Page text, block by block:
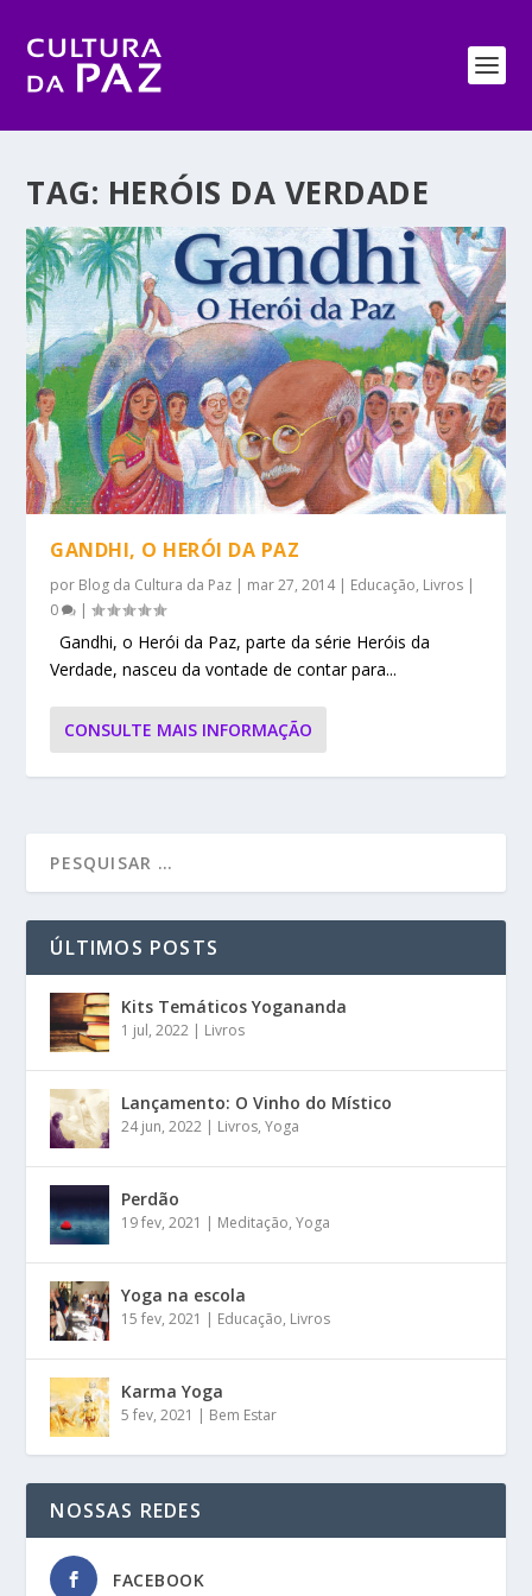
TAG: HERÓIS DA VERDADE
GANDHI, O HERÓI DA PAZ
por Blog da Cultura da Paz | mar 27, 2014| Educação, Livros |
0
|
Gandhi, o Herói da Paz, parte da série Heróis da
Verdade, nasceu da vontade de contar para...
CONSULTE MAIS INFORMAÇÃO
ÚLTIMOS POSTS
Kits Temáticos Yogananda
1 jul, 2022 | Livros
Lançamento: O Vinho do Místico
24 jun, 2022 | Livros,Yoga
Perdão
19 fev, 2021 | Meditação,Yoga
Yoga na escola
15 fev, 2021 | Educação, Livros
Karma Yoga
5 fev, 2021 | Bem Estar
NOSSAS REDES
FACEBOOK